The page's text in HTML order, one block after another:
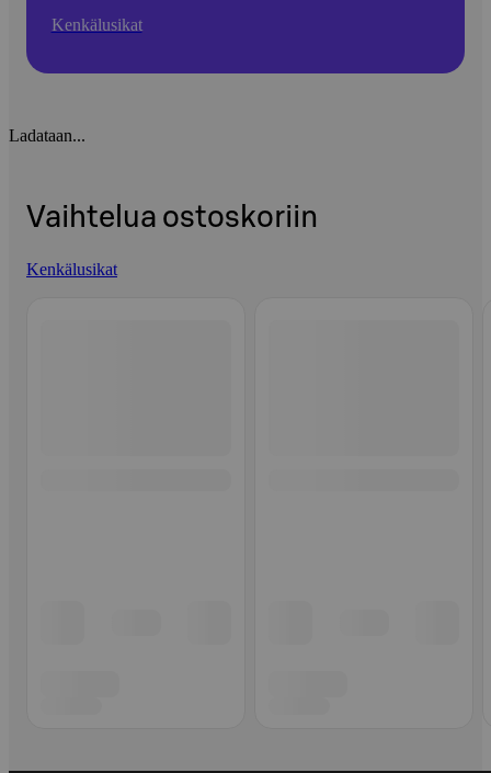
Kenkälusikat
Ladataan...
Vaihtelua ostoskoriin
Kenkälusikat